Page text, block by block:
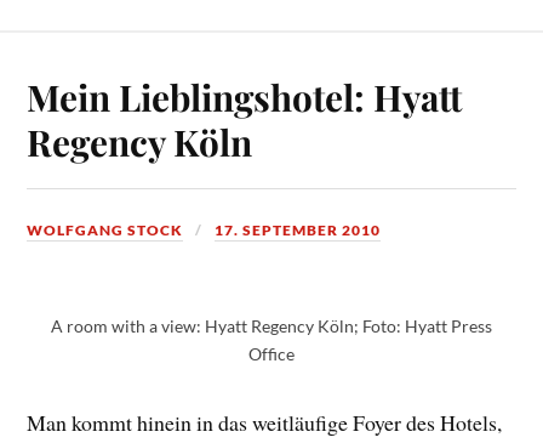
Mein Lieblingshotel: Hyatt
Regency Köln
WOLFGANG STOCK 17. SEPTEMBER 2010
A room with a view: Hyatt Regency Köln; Foto: Hyatt Press
Office
Man kommt hinein in das weitläufige Foyer des Hotels,